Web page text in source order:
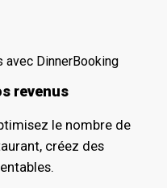
revenus
le nombre de
créez des